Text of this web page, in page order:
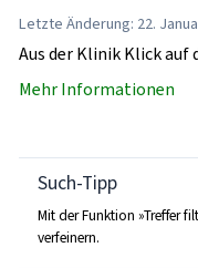
Letzte Änderung: 22.
Aus der Klinik Klick
Mehr Informationen
Such-Tipp
Mit der Funktion »Treffer
verfeinern.